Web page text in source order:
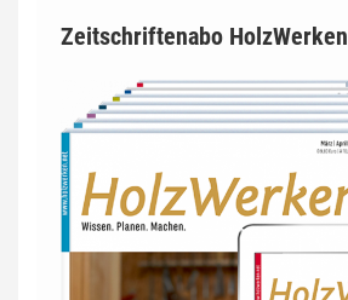
Zeitschriftenabo HolzWerken